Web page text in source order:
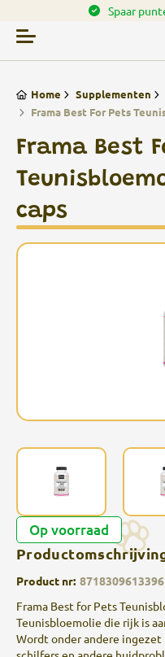
Spaar
Home Supplementen
Frama Best For Pets
Frama Best
caps
Op voorraad
Product nr: 8718309613396
Frama Best for Pets
Teunisbloemolie die rijk is
Wordt onder andere